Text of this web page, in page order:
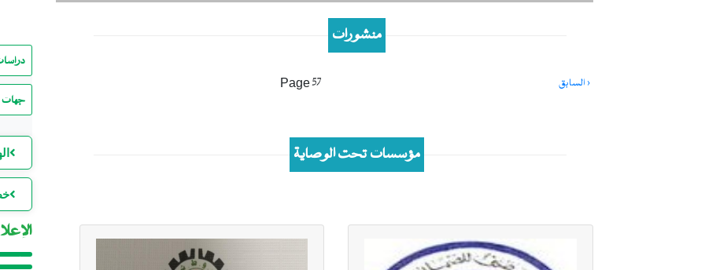
منشورات
Pagination
Previous
‹ السابق Page 57
مؤسسات تحت الوصاية
جهات
إعلان